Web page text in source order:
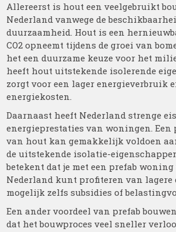
Allereerst is hout een veelgebruikt
Nederland vanwege de
duurzaamheid. Hout is een
CO2 opneemt tijdens de groei van
het een duurzame keuze voor het
heeft hout uitstekende isolerende
zorgt voor een lager energieverbruik
energiekosten.
Daarnaast heeft Nederland strenge
energieprestaties van woningen. Een
van hout kan gemakkelijk voldoen
de uitstekende isolatie-
betekent dat je met een prefab
Nederland kunt profiteren van lagere
mogelijk zelfs subsidies of
Een ander voordeel van prefab
dat het bouwproces veel sneller